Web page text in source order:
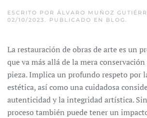
ESCRITO POR ÁLVARO MUÑOZ
02/10/2023
. PUBLICADO EN BLOG
La restauración de obras de arte es un
que va más allá de la mera
pieza. Implica un profundo respeto por
estética, así como una cuidadosa
autenticidad y la integridad artística.
proceso también puede tener un